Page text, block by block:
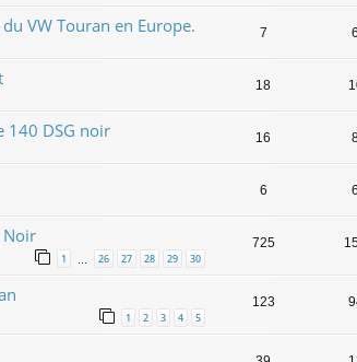
VW Touran en Europe. 7
18
140 DSG noir 16
6
Noir
1 26 27 28 29 30
725
1 2 3 4 5
123